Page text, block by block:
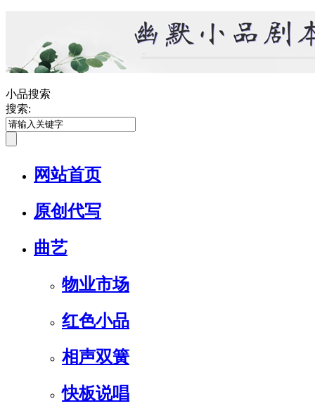
小品搜索
搜索:
网站首页
原创代写
曲艺
物业市场
红色小品
相声双簧
快板说唱